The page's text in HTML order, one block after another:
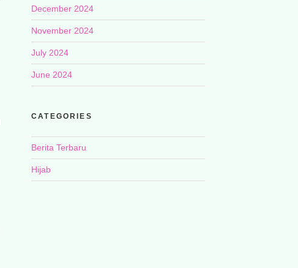
December 2024
November 2024
July 2024
June 2024
CATEGORIES
Berita Terbaru
Hijab